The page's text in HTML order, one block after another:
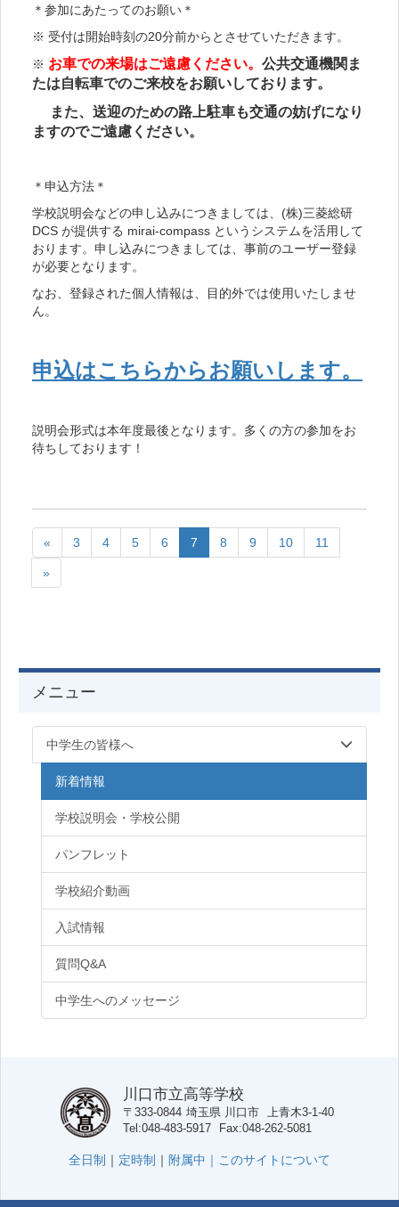
＊参加にあたってのお願い＊
※ 受付は開始時刻の20分前からとさせていただきます。
※ お車での来場はご遠慮ください。 公共交通機関ま
たは自転車でのご来校をお願いしております。
また、送迎のための路上駐車も交通の妨げになり
ますのでご遠慮ください。
＊申込方法＊
学校説明会などの申し込みにつきましては、(株)三菱総研
DCS が提供する mirai-compass というシステムを活用して
おります。申し込みにつきましては、事前のユーザー登録
が必要となります。
なお、登録された個人情報は、目的外では使用いたしませ
ん。
申込はこちらからお願いします。
説明会形式は本年度最後となります。多くの方の参加をお
待ちしております！
« 3 4 5 6 7 8 9 10 11
»
メニュー
中学生の皆様へ
新着情報
学校説明会・学校公開
パンフレット
学校紹介動画
入試情報
質問Q&A
中学生へのメッセージ
川口市立高等学校
〒333-0844 埼玉県 川口市
上青木3-1-40
Tel 048-483-5917 Fax 048-262-5081
全日制 ｜ 定時制 ｜ 附属中｜ このサイトについて